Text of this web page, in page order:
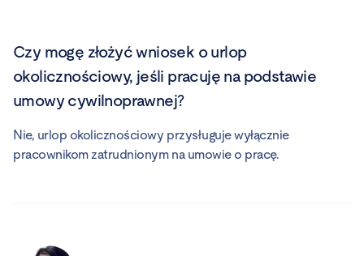
Czy mogę złożyć wniosek o urlop
okolicznościowy, jeśli pracuję na podstawie
umowy cywilnoprawnej?
Nie, urlop okolicznościowy przysługuje wyłącznie
pracownikom zatrudnionym na umowie o pracę.